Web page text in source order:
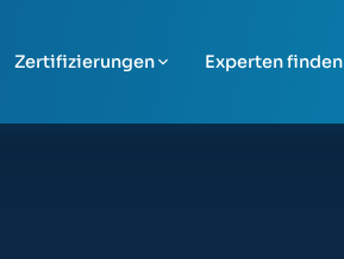
Zertifizierungen Experten finden